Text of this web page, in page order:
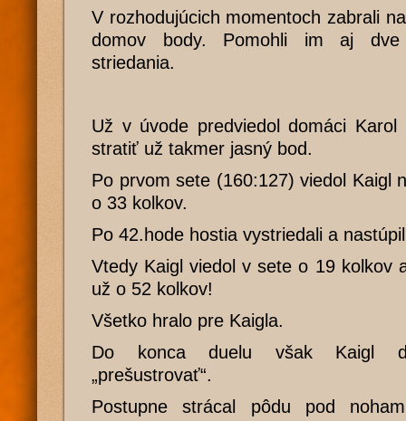
V rozhodujúcich momentoch zabrali
domov body. Pomohli im aj dve
striedania.
Už v úvode predviedol domáci
stratiť už takmer jasný bod.
Po prvom sete (160:127) viedol Kaigl
o 33 kolkov.
Po 42.hode hostia vystriedali a
Vtedy Kaigl viedol v sete o 19 kolkov
už o 52 kolkov!
Všetko hralo pre Kaigla.
Do konca duelu však Kaigl
„prešustrovať“.
Postupne strácal pôdu pod